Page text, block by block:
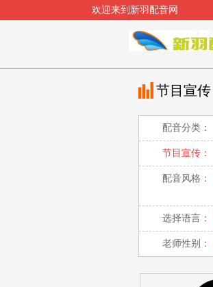
欢迎来到新羽配音网
节目宣传
配音分类：
节目宣传：
配音风格：
选择语言：
老师性别：